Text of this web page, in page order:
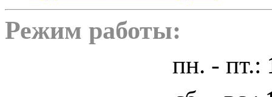
Режим работы:
пн. - пт.: